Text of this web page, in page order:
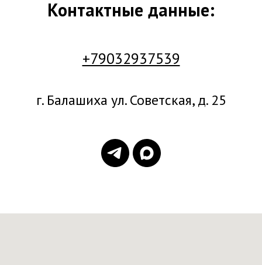
Контактные данные:
+79032937539
г. Балашиха ул. Советская, д. 25